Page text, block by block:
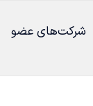
شرکت‌های عضو